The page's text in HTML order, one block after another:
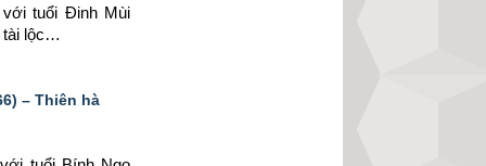
với tuổi Đinh Mùi
tài lộc…
– Thiên hà